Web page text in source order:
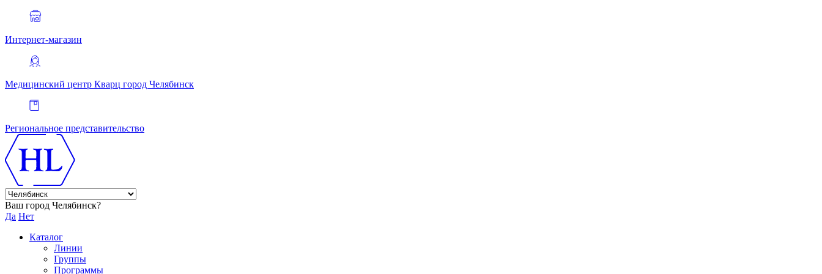
Интернет-магазин
Медицинский центр Кварц город Челябинск
Региональное представительство
Ваш город Челябинск?
Да Нет
Каталог
Линии
Группы
Программы